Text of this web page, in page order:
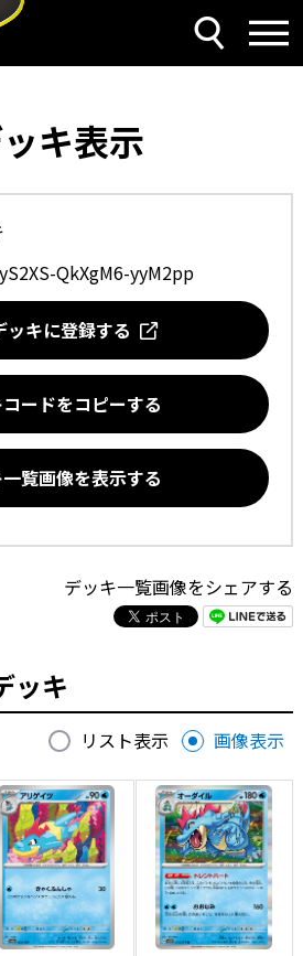
キ表示
QkXgM6-yyM2pp
ッキに登録する
ードをコピーする
覧画像を表示する
デッキ一覧画像をシェアする
ッキ
リスト表示 画像表示